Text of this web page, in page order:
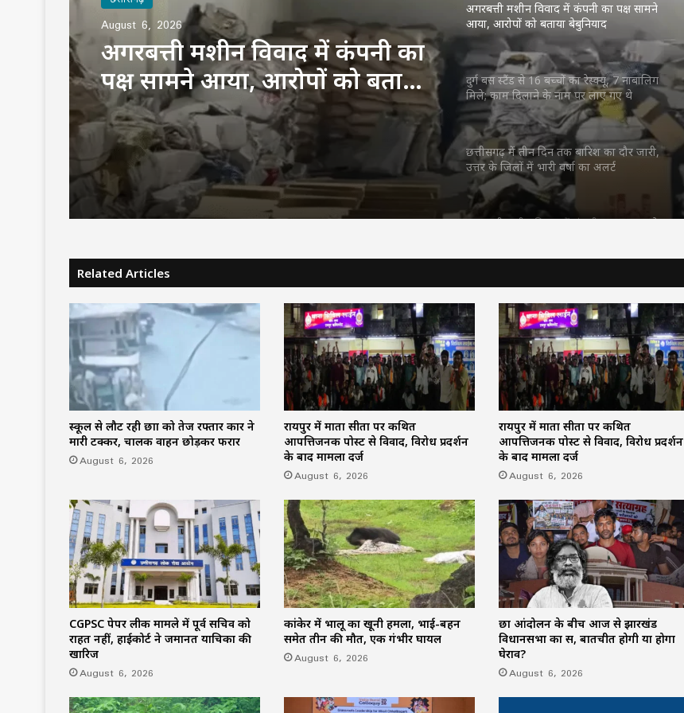
August 6, 2026
अगरबत्ती मशीन विवाद में कंपनी का
पक्ष सामने आया, आरोपों को बताया
बेबुनियाद
अगरबत्ती मशीन विवाद में कंपनी का पक्ष सामने
आया, आरोपों को बताया बेबुनियाद
दुर्ग बस स्टैंड से 16 बच्चों का रेस्क्यू, 7 नाबालिग
मिले; काम दिलाने के नाम पर लाए गए थे
छत्तीसगढ़ में तीन दिन तक बारिश का दौर जारी,
उत्तर के जिलों में भारी वर्षा का अलर्ट
अगरबत्ती मशीन विवाद में कंपनी का पक्ष सामने
से जोड़कर जांच में जुटी पुलिस
अगरबत्ती मशीन विवाद में कंपनी का पक्ष सामने
आया, आरोपों को बताया बेबुनियाद
दुर्ग बस स्टैंड से 16 बच्चों का रेस्क्यू, 7 नाबालिग
मिले; काम दिलाने के नाम पर लाए गए थे
छत्तीसगढ़ में तीन दिन तक बारिश का दौर जारी,
उत्तर के जिलों में भारी वर्षा का अलर्ट
Related Articles
स्कूल से लौट रही छात्रा को तेज रफ्तार कार ने
मारी टक्कर, चालक वाहन छोड़कर फरार
August 6, 2026
रायपुर में माता सीता पर कथित
आपत्तिजनक पोस्ट से विवाद, विरोध प्रदर्शन
के बाद मामला दर्ज
August 6, 2026
रायपुर में माता सीता पर कथित
आपत्तिजनक पोस्ट से विवाद, विरोध प्रदर्शन
के बाद मामला दर्ज
August 6, 2026
CGPSC पेपर लीक मामले में पूर्व सचिव को
राहत नहीं, हाईकोर्ट ने जमानत याचिका की
खारिज
August 6, 2026
कांकेर में भालू का खूनी हमला, भाई-बहन
समेत तीन की मौत, एक गंभीर घायल
August 6, 2026
छात्र आंदोलन के बीच आज से झारखंड
विधानसभा का सत्र, बातचीत होगी या होगा
घेराव?
August 6, 2026